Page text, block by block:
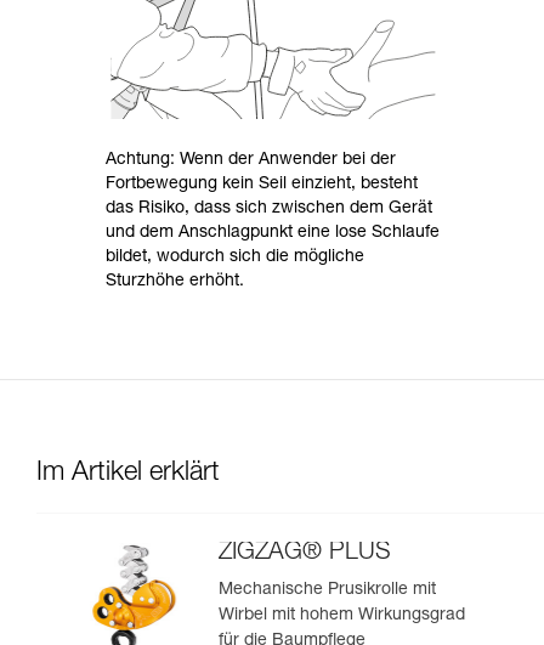
Achtung: Wenn der Anwender bei der
Fortbewegung kein Seil einzieht, besteht
das Risiko, dass sich zwischen dem Gerät
und dem Anschlagpunkt eine lose Schlaufe
bildet, wodurch sich die mögliche
Sturzhöhe erhöht.
Im Artikel erklärt
ZIGZAG® PLUS
Mechanische Prusikrolle mit
Wirbel mit hohem Wirkungsgrad
für die Baumpflege